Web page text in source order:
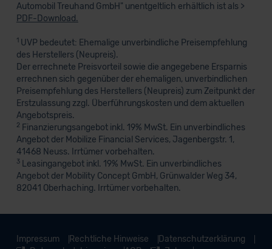
Automobil Treuhand GmbH" unentgeltlich erhältlich ist als >
PDF-Download.
1UVP bedeutet: Ehemalige unverbindliche Preisempfehlung
des Herstellers (Neupreis).
Der errechnete Preisvorteil sowie die angegebene Ersparnis
errechnen sich gegenüber der ehemaligen, unverbindlichen
Preisempfehlung des Herstellers (Neupreis) zum Zeitpunkt der
Erstzulassung zzgl. Überführungskosten und dem aktuellen
Angebotspreis.
2 Finanzierungsangebot inkl. 19% MwSt. Ein unverbindliches
Angebot der Mobilize Financial Services, Jagenbergstr. 1,
41468 Neuss. Irrtümer vorbehalten.
3Leasingangebot inkl. 19% MwSt. Ein unverbindliches
Angebot der Mobility Concept GmbH, Grünwalder Weg 34,
82041 Oberhaching. Irrtümer vorbehalten.
Impressum Rechtliche Hinweise
Datenschutzerklärung